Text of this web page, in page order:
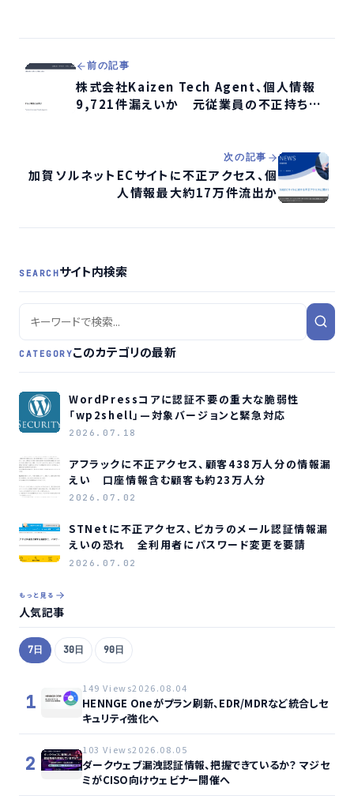
前の記事
株式会社Kaizen Tech Agent、個人情報
9,721件漏えいか 元従業員の不正持ち出
次の記事
加賀ソルネットECサイトに不正アクセス、個
人情報最大約17万件流出か
SEARCHサイト内検索
CATEGORYこのカテゴリの最新
WordPressコアに認証不要の重大な脆弱性
「wp2shell」—対象バージョンと緊急対応
2026.07.18
アフラックに不正アクセス、顧客438万人分の情報漏
えい 口座情報含む顧客も約23万人分
2026.07.02
STNetに不正アクセス、ピカラのメール認証情報漏
えいの恐れ 全利用者にパスワード変更を要請
2026.07.02
もっと見る
人気記事
7日 30日 90日
1
149 Views2026.08.04
HENNGE Oneがプラン刷新、EDR/MDRなど統合しセ
キュリティ強化へ
2
103 Views2026.08.05
ダークウェブ漏洩認証情報、把握できているか？ マジセ
ミがCISO向けウェビナー開催へ